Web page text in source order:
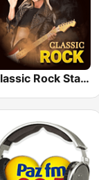
Classic Rock Station